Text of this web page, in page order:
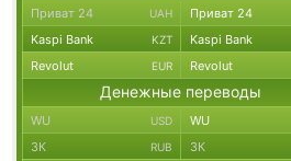
Приват 24 UAH Приват 24
Kaspi Bank KZT Kaspi Bank
Revolut EUR Revolut
Денежные переводы
WU USD WU
ЗК RUB ЗК